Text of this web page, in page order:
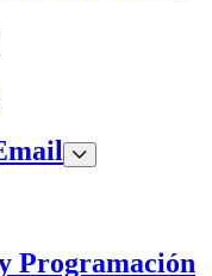
Programación